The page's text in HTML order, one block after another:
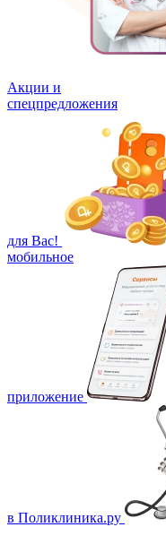
Акции и
спецпредложения
для Вас!
мобильное
приложение
в Поликлиника.ру